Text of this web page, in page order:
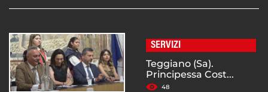
SERVIZI
Teggiano (Sa).
Principessa Cost...
48